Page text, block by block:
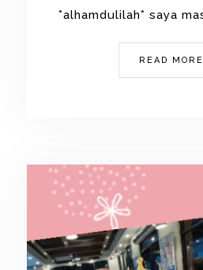
*alhamdulilah* saya
READ